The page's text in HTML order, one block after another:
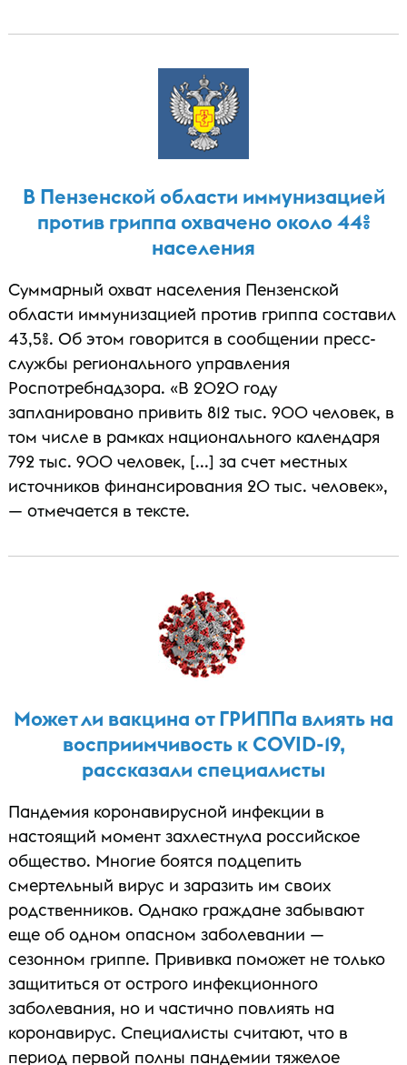
В Пензенской области иммунизацией
против гриппа охвачено около 44%
населения
Суммарный охват населения Пензенской
области иммунизацией против гриппа составил
43,5%. Об этом говорится в сообщении пресс-
службы регионального управления
Роспотребнадзора. «В 2020 году
запланировано привить 812 тыс. 900 человек, в
том числе в рамках национального календаря
792 тыс. 900 человек, [...] за счет местных
источников финансирования 20 тыс. человек»,
— отмечается в тексте.
Может ли вакцина от ГРИППа влиять на
восприимчивость к COVID-19,
рассказали специалисты
Пандемия коронавирусной инфекции в
настоящий момент захлестнула российское
общество. Многие боятся подцепить
смертельный вирус и заразить им своих
родственников. Однако граждане забывают
еще об одном опасном заболевании —
сезонном гриппе. Прививка поможет не только
защититься от острого инфекционного
заболевания, но и частично повлиять на
коронавирус. Специалисты считают, что в
период первой полны пандемии тяжелое